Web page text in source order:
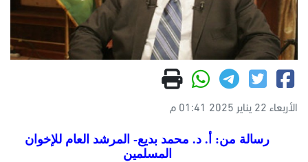
الأربعاء 22 يناير 2025 01:41 م
رسالة من: أ. د. محمد بديع- المرشد العام للإخوان
المسلمين